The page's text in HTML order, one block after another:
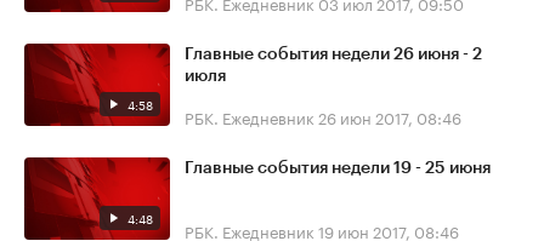
4:58
Главные события недели 26 июня - 2
июля
РБК. Ежедневник 26 июн 2017, 08:46
4:48
Главные события недели 19 - 25 июня
РБК. Ежедневник 19 июн 2017, 08:46